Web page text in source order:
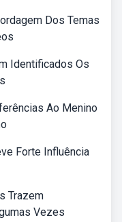
Dos Temas
Identificados Os
Ao Menino
Forte Influência
Trazem
Vezes